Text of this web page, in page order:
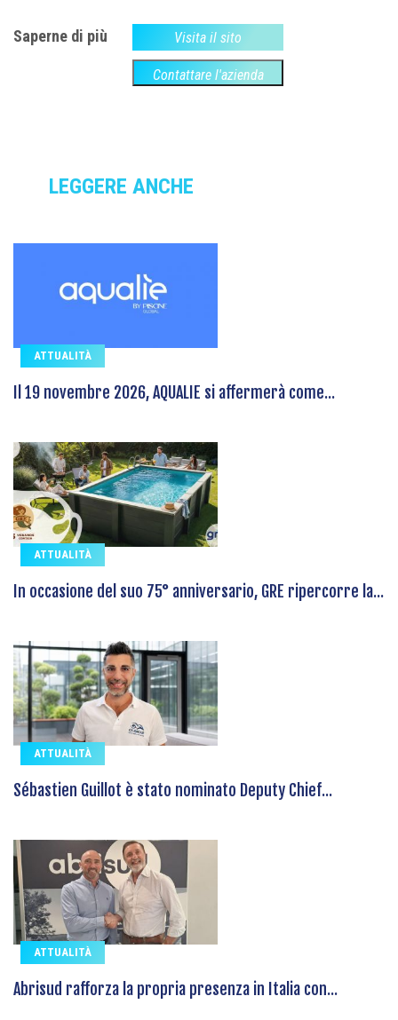
Saperne di più Visita il sito
Contattare l'azienda
LEGGERE ANCHE
ATTUALITÀ
Il 19 novembre 2026, AQUALIE si affermerà come...
ATTUALITÀ
In occasione del suo 75° anniversario, GRE ripercorre la...
ATTUALITÀ
Sébastien Guillot è stato nominato Deputy Chief...
ATTUALITÀ
Abrisud rafforza la propria presenza in Italia con...